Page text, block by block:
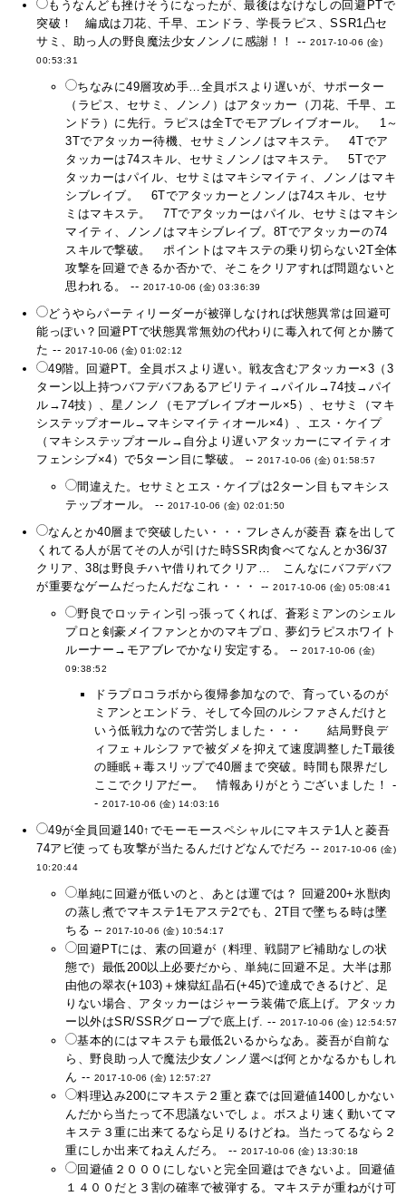
もうなんども挫けそうになったが、最後はなけなしの回避PTで
突破！ 編成は刀花、千早、エンドラ、学長ラピス、SSR1凸セ
サミ、助っ人の野良魔法少女ノンノに感謝！！ -- 2017-10-06 (金)
00:53:31
ちなみに49層攻め手…全員ボスより遅いが、サポーター
（ラピス、セサミ、ノンノ）はアタッカー（刀花、千早、エ
ンドラ）に先行。ラピスは全Tでモアブレイブオール。 1～
3Tでアタッカー待機、セサミノンノはマキステ。 4Tでア
タッカーは74スキル、セサミノンノはマキステ。 5Tでア
タッカーはパイル、セサミはマキシマイティ、ノンノはマキ
シブレイブ。 6Tでアタッカーとノンノは74スキル、セサ
ミはマキステ。 7Tでアタッカーはパイル、セサミはマキシ
マイティ、ノンノはマキシブレイブ。8Tでアタッカーの74
スキルで撃破。 ポイントはマキステの乗り切らない2T全体
攻撃を回避できるか否かで、そこをクリアすれば問題ないと
思われる。 -- 2017-10-06 (金) 03:36:39
どうやらパーティリーダーが被弾しなければ状態異常は回避可
能っぽい？回避PTで状態異常無効の代わりに毒入れて何とか勝て
た -- 2017-10-06 (金) 01:02:12
49階。回避PT。全員ボスより遅い。戦友含むアタッカー×3（3
ターン以上持つバフデバフあるアビリティ→パイル→74技→パイ
ル→74技）、星ノンノ（モアブレイブオール×5）、セサミ（マキ
システップオール→マキシマイティオール×4）、エス・ケイプ
（マキシステップオール→自分より遅いアタッカーにマイティオ
フェンシブ×4）で5ターン目に撃破。 --2017-10-06 (金) 01:58:57
間違えた。セサミとエス・ケイプは2ターン目もマキシス
テップオール。 -- 2017-10-06 (金) 02:01:50
なんとか40層まで突破したい・・・フレさんが菱吾 森を出して
くれてる人が居てその人が引けた時SSR肉食べてなんとか36/37
クリア、38は野良チハヤ借りれてクリア… こんなにバフデバフ
が重要なゲームだったんだなこれ・・・ --2017-10-06 (金) 05:08:41
野良でロッティン引っ張ってくれば、蒼彩ミアンのシェル
プロと剣豪メイファンとかのマキプロ、夢幻ラピスホワイト
ルーナー→モアブレでかなり安定する。 --2017-10-06 (金)
09:38:52
ドラプロコラボから復帰参加なので、育っているのが
ミアンとエンドラ、そして今回のルシファさんだけと
いう低戦力なので苦労しました・・・ 結局野良デ
ィフェ＋ルシファで被ダメを抑えて速度調整したT最後
の睡眠＋毒スリップで40層まで突破。時間も限界だし
ここでクリアだー。 情報ありがとうございました！ -
-2017-10-06 (金) 14:03:16
49が全員回避140↑でモーモースペシャルにマキステ1人と菱吾
74アビ使っても攻撃が当たるんだけどなんでだろ --2017-10-06 (金)
10:20:44
単純に回避が低いのと、あとは運では？ 回避200+氷獣肉
の蒸し煮でマキステ1モアステ2でも、2T目で墜ちる時は墜
ちる --2017-10-06 (金) 10:54:17
回避PTには、素の回避が（料理、戦闘アビ補助なしの状
態で）最低200以上必要だから、単純に回避不足。大半は那
由他の翠衣(+103)＋煉獄紅晶石(+45)で達成できるけど、足
りない場合、アタッカーはジャーラ装備で底上げ。アタッカ
ー以外はSR/SSRグローブで底上げ. -- 2017-10-06 (金) 12:54:57
基本的にはマキステも最低2いるからなあ。菱吾が自前な
ら、野良助っ人で魔法少女ノンノ選べば何とかなるかもしれ
ん -- 2017-10-06 (金) 12:57:27
料理込み200にマキステ２重と森では回避値1400しかない
んだから当たって不思議ないでしょ。ボスより速く動いてマ
キステ３重に出来てるなら足りるけどね。当たってるなら２
重にしか出来てねえんだろ。 -- 2017-10-06 (金) 13:30:18
回避値２０００にしないと完全回避はできないよ。回避値
１４００だと３割の確率で被弾する。マキステが重ねがけ可